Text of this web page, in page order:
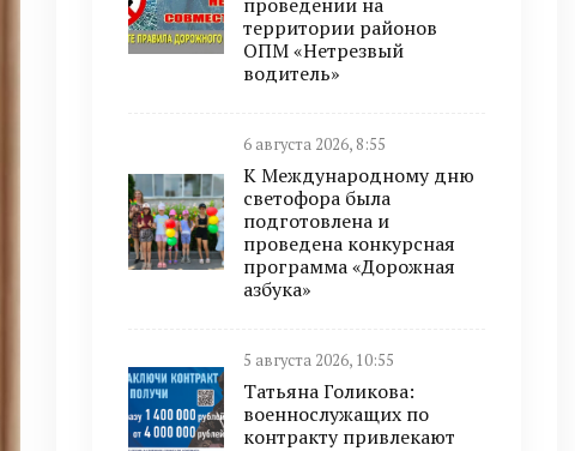
территории районов
ОПМ «Нетрезвый
водитель»
6 августа 2026, 8:55
К Международному дню
светофора была
подготовлена и
проведена конкурсная
программа «Дорожная
азбука»
5 августа 2026, 10:55
Татьяна Голикова:
военнослужащих по
контракту привлекают